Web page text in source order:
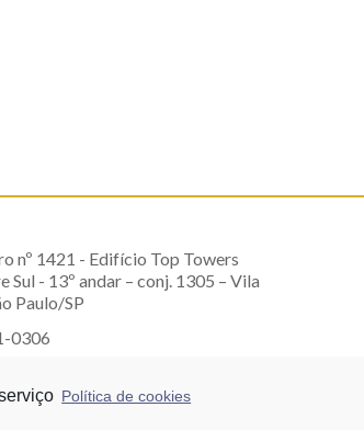
nº 1421 - Edifício Top Towers
Sul - 13º andar – conj. 1305 – Vila
Paulo/SP
0306
Política de cookies